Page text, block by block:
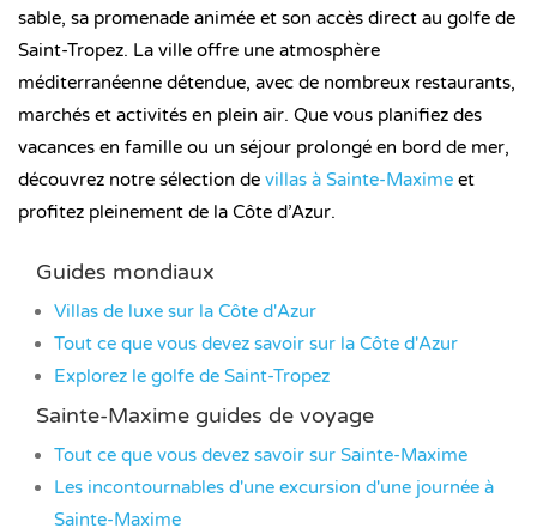
sable, sa promenade animée et son accès direct au golfe de
Saint-Tropez. La ville offre une atmosphère
méditerranéenne détendue, avec de nombreux restaurants,
marchés et activités en plein air. Que vous planifiez des
vacances en famille ou un séjour prolongé en bord de mer,
découvrez notre sélection de villas à Sainte-Maxime et
profitez pleinement de la Côte d’Azur.
Guides mondiaux
Villas de luxe sur la Côte d'Azur
Tout ce que vous devez savoir sur la Côte d'Azur
Explorez le golfe de Saint-Tropez
Sainte-Maxime guides de voyage
Tout ce que vous devez savoir sur Sainte-Maxime
Les incontournables d'une excursion d'une journée à
Sainte-Maxime